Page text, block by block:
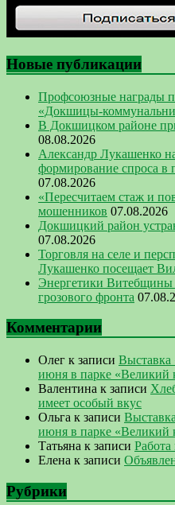
Новые публикации
Профсоюзные награды
«Докшицы-
В Докшицком районе
08.08.2026
Александр Лукашенко
формирование спроса в
07.08.2026
«Пересчитаем стаж и
мошенников 07.08.2026
Докшицкий район
07.08.2026
Торговля на селе и
Лукашенко посещает
Энергетики Витебщины
грозового фронта
Комментарии
Олег к записи Выставка
июня в парке «Великий
Валентина к записи
имеет особый вкус
Ольга к записи
июня в парке «Великий
Татьяна к записи
Елена к записи
Рубрики